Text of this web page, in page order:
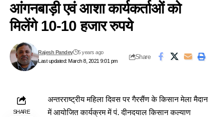
आंगनबाड़ी एवं आशा कार्यकर्ताओं को
मिलेंगे 10-10 हजार रुपये
Last updated: March 8, 2021 9:01 pm
Rajesh Pandey 5 years ago
Share
SHARE
अन्तरराष्ट्रीय महिला दिवस पर गैरसैंण के किसान मेला मैदान
में आयोजित कार्यक्रम में पं. दीनदयाल किसान कल्याण